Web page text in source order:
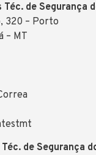
Téc. de Segurança
320 – Porto
– MT
Téc. de Segurança